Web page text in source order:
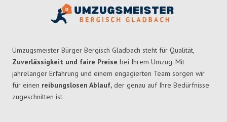
Umzugsmeister Bürger Bergisch Gladbach steht für Qualität,
Zuverlässigkeit und faire Preise bei Ihrem Umzug. Mit
jahrelanger Erfahrung und einem engagierten Team sorgen wir
für einen reibungslosen Ablauf, der genau auf Ihre Bedürfnisse
zugeschnitten ist.